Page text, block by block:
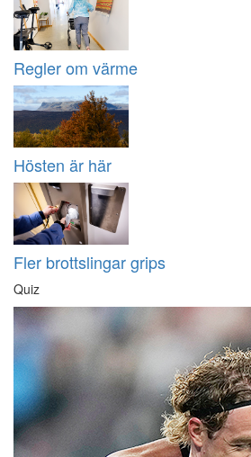
Regler om värme
Hösten är här
Fler brottslingar grips
Quiz